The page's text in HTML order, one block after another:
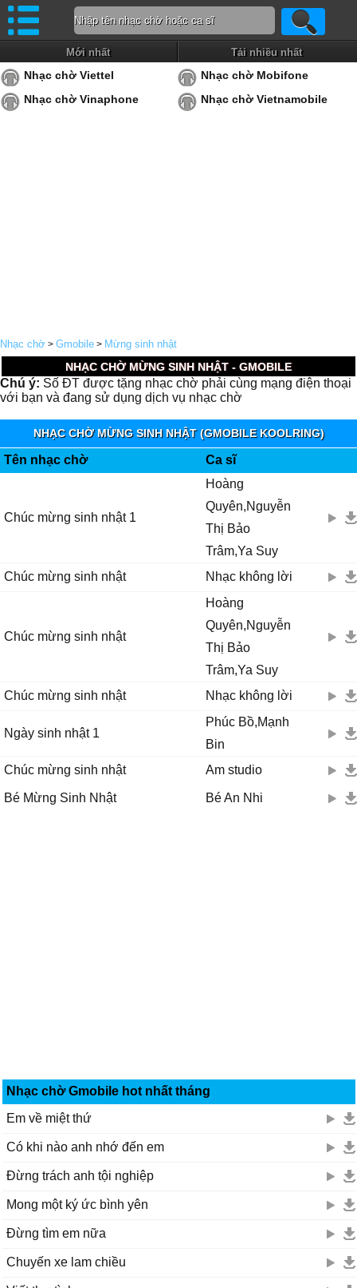
Mới nhất Tải nhiều nhất
Nhạc chờ Viettel
Nhạc chờ Mobifone
Nhạc chờ Vinaphone
Nhạc chờ Vietnamobile
Nhạc chờ > Gmobile > Mừng sinh nhật
NHẠC CHỜ MỪNG SINH NHẬT - GMOBILE
Chú ý: Số ĐT được tặng nhạc chờ phải cùng mạng điện thoại
với bạn và đang sử dụng dịch vụ nhạc chờ
NHẠC CHỜ MỪNG SINH NHẬT (GMOBILE KOOLRING)
Tên nhạc chờ Ca sĩ
Chúc mừng sinh nhật 1
Hoàng
Quyên,Nguyễn
Thị Bảo
Trâm,Ya Suy
Chúc mừng sinh nhật
Nhạc không lời
Chúc mừng sinh nhật
Hoàng
Quyên,Nguyễn
Thị Bảo
Trâm,Ya Suy
Chúc mừng sinh nhật
Nhạc không lời
Ngày sinh nhật 1
Phúc Bồ,Mạnh
Bin
Chúc mừng sinh nhật
Am studio
Bé Mừng Sinh Nhật Bé An Nhi
Nhạc chờ Gmobile hot nhất tháng
Em về miệt thứ
Có khi nào anh nhớ đến em
Đừng trách anh tội nghiệp
Mong một ký ức bình yên
Đừng tìm em nữa
Chuyến xe lam chiều